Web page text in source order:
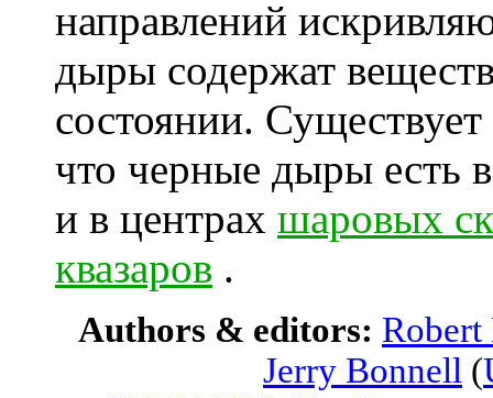
направлений
дыры содержат
состоянии. Существует
что черные дыры есть
и в центрах шаровых
квазаров .
Authors & editors:
Jerry Bonnell (